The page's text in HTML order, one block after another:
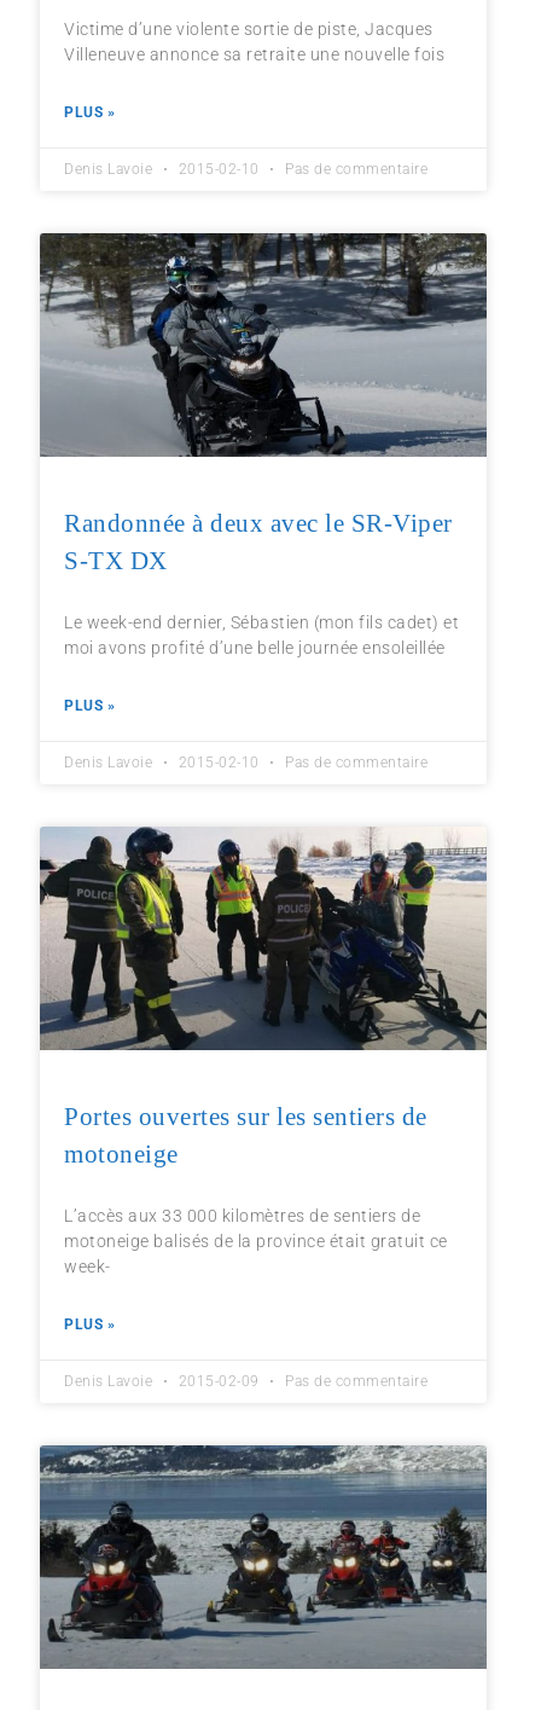
Victime d’une violente sortie de piste, Jacques
Villeneuve annonce sa retraite une nouvelle fois
PLUS »
Denis Lavoie 2015-02-10 Pas de commentaire
Randonnée à deux avec le SR-Viper
S-TX DX
Le week-end dernier, Sébastien (mon fils cadet) et
moi avons profité d’une belle journée ensoleillée
PLUS »
Denis Lavoie 2015-02-10 Pas de commentaire
Portes ouvertes sur les sentiers de
motoneige
L’accès aux 33 000 kilomètres de sentiers de
motoneige balisés de la province était gratuit ce
week-
PLUS »
Denis Lavoie 2015-02-09 Pas de commentaire